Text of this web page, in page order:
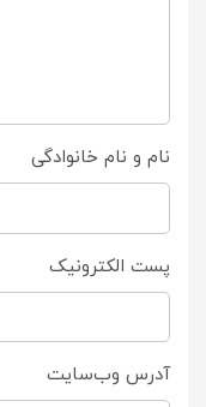
نام و نام خانوادگی
پست الکترونیک
آدرس وب‌سایت